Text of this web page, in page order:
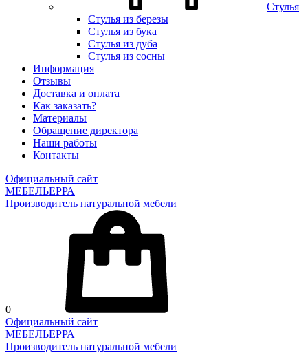
Стулья
Стулья из березы
Стулья из бука
Стулья из дуба
Стулья из сосны
Информация
Отзывы
Доставка и оплата
Как заказать?
Материалы
Обращение директора
Наши работы
Контакты
Официальный сайт
МЕБЕЛЬЕРРА
Производитель натуральной мебели
0
Официальный сайт
МЕБЕЛЬЕРРА
Производитель натуральной мебели